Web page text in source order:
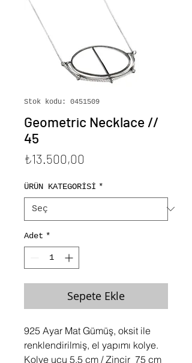
Stok kodu: 0451509
Geometric Necklace //
45
₺13.500,00
ÜRÜN KATEGORİSİ *
Adet *
Sepete Ekle
925 Ayar Mat Gümüş, oksit ile
renklendirilmiş, el yapımı kolye.
Kolye ucu 5.5 cm / Zincir 75 cm